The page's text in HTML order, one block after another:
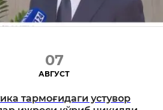
07
АВГУСТ
тармоғидаги устувор